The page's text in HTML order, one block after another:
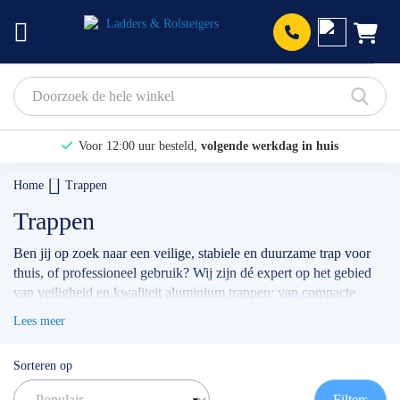
Voor 12:00 uur besteld, volgende werkdag in huis
Home Trappen
Trappen
Ben jij op zoek naar een veilige, stabiele en duurzame trap voor
thuis, of professioneel gebruik? Wij zijn dé expert op het gebied
van veiligheid en kwaliteit aluminium trappen: van compacte
gebruik: bij ons vind je altijd het model wat het beste bij jou en je
werkzaamheden past.
Lees meer
Sorteren op